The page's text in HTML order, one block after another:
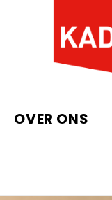
OVER ONS